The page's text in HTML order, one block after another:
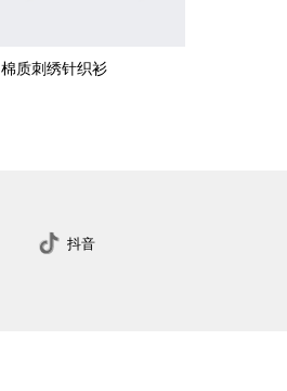
棉质刺绣针织衫
XS S
抖音